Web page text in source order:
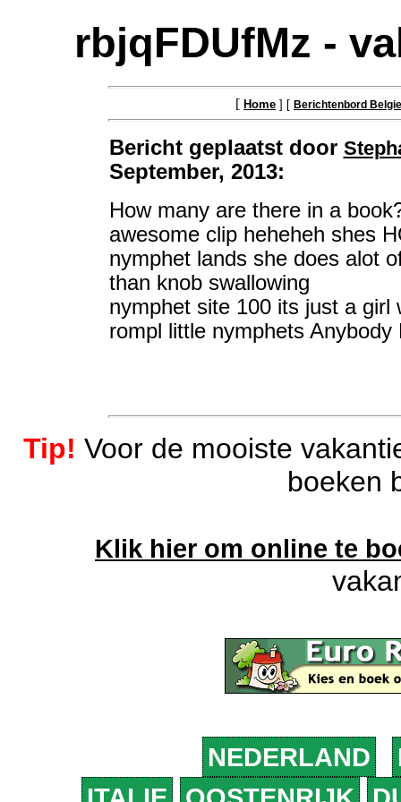
rbjqFDUfMz -
[ Home ] [ Berichtenbord Belgie
Bericht geplaatst door
September, 2013:
How many are there in a
awesome clip heheheh shes
nymphet lands she does alot
than knob swallowing
nymphet site 100 its just a
rompl little nymphets
Tip! Voor de mooiste
boeken
Klik hier om online te
NEDERLAND